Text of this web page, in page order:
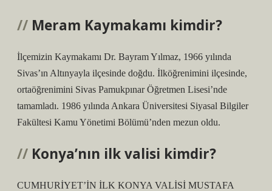
Meram Kaymakamı kimdir?
İlçemizin Kaymakamı Dr. Bayram Yılmaz, 1966 yılında
Sivas’ın Altınyayla ilçesinde doğdu. İlköğrenimini ilçesinde,
ortaöğrenimini Sivas Pamukpınar Öğretmen Lisesi’nde
tamamladı. 1986 yılında Ankara Üniversitesi Siyasal Bilgiler
Fakültesi Kamu Yönetimi Bölümü’nden mezun oldu.
Konya’nın ilk valisi kimdir?
CUMHURİYET’İN İLK KONYA VALİSİ MUSTAFA